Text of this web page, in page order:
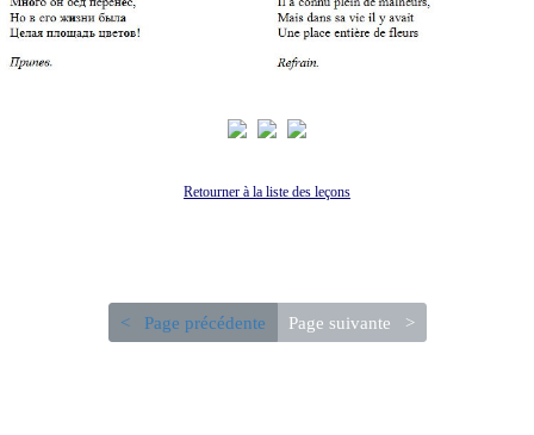
Retourner à la liste des leçons
< Page précédente Page suivante >